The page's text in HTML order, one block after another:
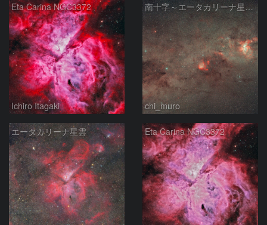
Eta Carina NGC3372
Ichiro Itagaki
南十字～エータカリーナ星雲付近
chi_muro
エータカリーナ星雲 Eta Carina NGC3372